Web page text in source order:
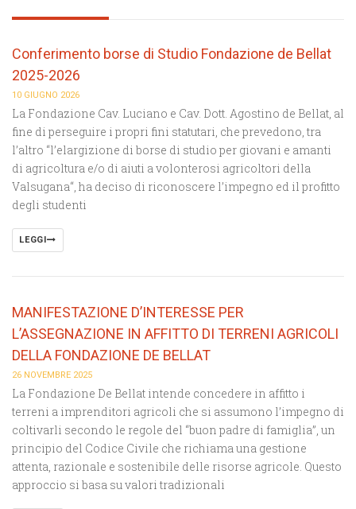
Conferimento borse di Studio Fondazione de Bellat
2025-2026
10 GIUGNO 2026
La Fondazione Cav. Luciano e Cav. Dott. Agostino de Bellat, al
fine di perseguire i propri fini statutari, che prevedono, tra
l’altro “l’elargizione di borse di studio per giovani e amanti
di agricoltura e/o di aiuti a volonterosi agricoltori della
Valsugana“, ha deciso di riconoscere l’impegno ed il profitto
degli studenti
LEGGI
MANIFESTAZIONE D’INTERESSE PER
L’ASSEGNAZIONE IN AFFITTO DI TERRENI AGRICOLI
DELLA FONDAZIONE DE BELLAT
26 NOVEMBRE 2025
La Fondazione De Bellat intende concedere in affitto i
terreni a imprenditori agricoli che si assumono l’impegno di
coltivarli secondo le regole del “buon padre di famiglia”, un
principio del Codice Civile che richiama una gestione
attenta, razionale e sostenibile delle risorse agricole. Questo
approccio si basa su valori tradizionali